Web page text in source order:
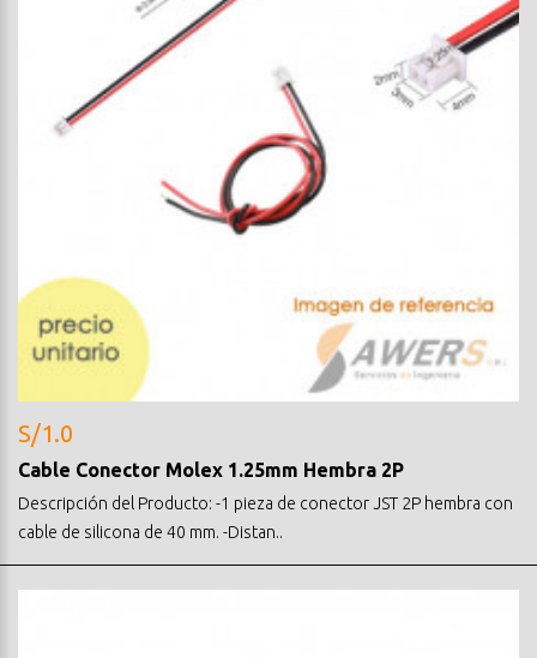
S/1.0
Cable Conector Molex 1.25mm Hembra 2P
Descripción del Producto: -1 pieza de conector JST 2P hembra con
cable de silicona de 40 mm. -Distan..